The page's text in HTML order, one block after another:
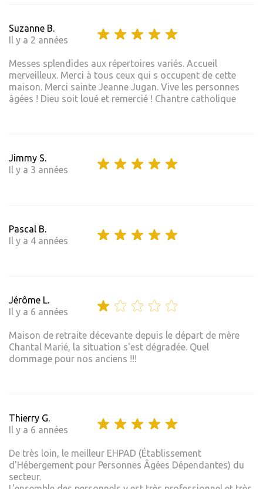
Suzanne B.
Il y a 2 années
Messes splendides aux répertoires variés. Accueil
merveilleux. Merci à tous ceux qui s occupent de cette
maison. Merci sainte Jeanne Jugan. Vive les personnes
âgées ! Dieu soit loué et remercié ! Chantre catholique
Jimmy S.
Il y a 3 années
Pascal B.
Il y a 4 années
Jérôme L.
Il y a 6 années
Maison de retraite décevante depuis le départ de mère
Chantal Marié, la situation s'est dégradée. Quel
dommage pour nos anciens !!!
Thierry G.
Il y a 6 années
De très loin, le meilleur EHPAD (Établissement
d'Hébergement pour Personnes Âgées Dépendantes) du
secteur.